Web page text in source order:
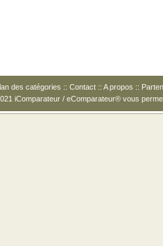
des catégories :: Contact :: A propos ::
iComparateur / eComparateur® vous